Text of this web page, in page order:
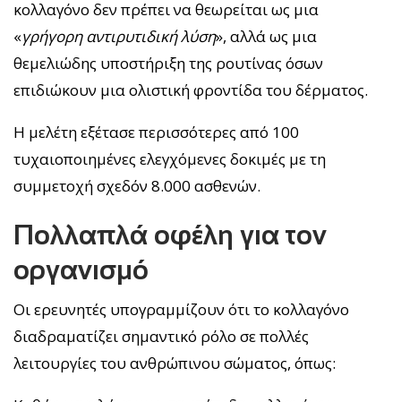
κολλαγόνο δεν πρέπει να θεωρείται ως μια
«γρήγορη αντιρυτιδική λύση», αλλά ως μια
θεμελιώδης υποστήριξη της ρουτίνας όσων
επιδιώκουν μια ολιστική φροντίδα του δέρματος.
Η μελέτη εξέτασε περισσότερες από 100
τυχαιοποιημένες ελεγχόμενες δοκιμές με τη
συμμετοχή σχεδόν 8.000 ασθενών.
Πολλαπλά οφέλη για τον
οργανισμό
Οι ερευνητές υπογραμμίζουν ότι το κολλαγόνο
διαδραματίζει σημαντικό ρόλο σε πολλές
λειτουργίες του ανθρώπινου σώματος, όπως: